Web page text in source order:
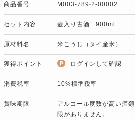
商品番号 M003-789-2-00002
セット内容 壺入り古酒 900ml
原材料名 米こうじ（タイ産米）
獲得ポイント ログインして確認
消費税率 10%標準税率
賞味期限
アルコール度数が高い酒
限がありません。